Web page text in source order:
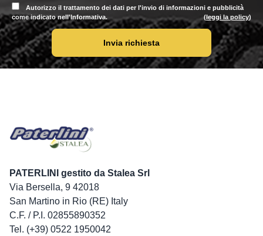
Autorizzo il trattamento dei dati per l'invio di informazioni e pubblicità
come indicato nell'Informativa.
(leggi la policy)
Invia richiesta
PATERLINI gestito da Stalea Srl
Via Bersella, 9 42018
San Martino in Rio (RE) Italy
C.F. / P.I. 02855890352
Tel. (+39) 0522 1950042